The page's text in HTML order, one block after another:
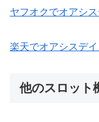
ヤフオクでオアシ
楽天でオアシスデ
他のスロット